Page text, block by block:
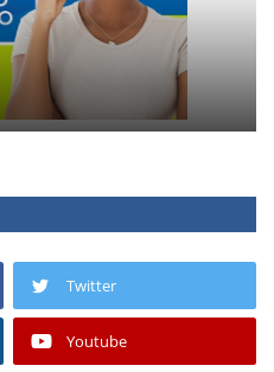
Twitter
Youtube